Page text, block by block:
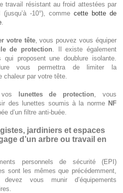
travail résistant au froid attestées par
(jusqu’à -10°), comme cette botte de
.
votre tête, vous pouvez vous équiper
de protection. Il existe également
qui proposent une doublure isolante.
vous permettra de limiter la
chaleur par votre tête.
vos lunettes de protection, vous
des lunettes soumis à la norme NF
d’un filtre anti-buée.
jardiniers et espaces
d’un arbre ou travail en
personnels de sécurité (EPI)
sont les mêmes que précédemment,
vous munir d’équipements